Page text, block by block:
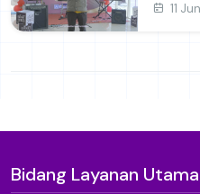
11
Bidang Layanan Utama